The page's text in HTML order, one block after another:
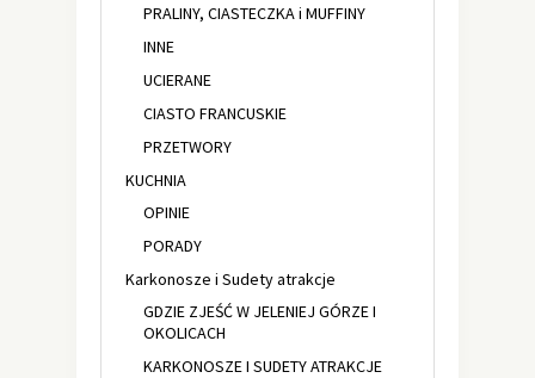
PRALINY, CIASTECZKA i MUFFINY
INNE
UCIERANE
CIASTO FRANCUSKIE
PRZETWORY
KUCHNIA
OPINIE
PORADY
Karkonosze i Sudety atrakcje
GDZIE ZJEŚĆ W JELENIEJ GÓRZE I
OKOLICACH
KARKONOSZE I SUDETY ATRAKCJE